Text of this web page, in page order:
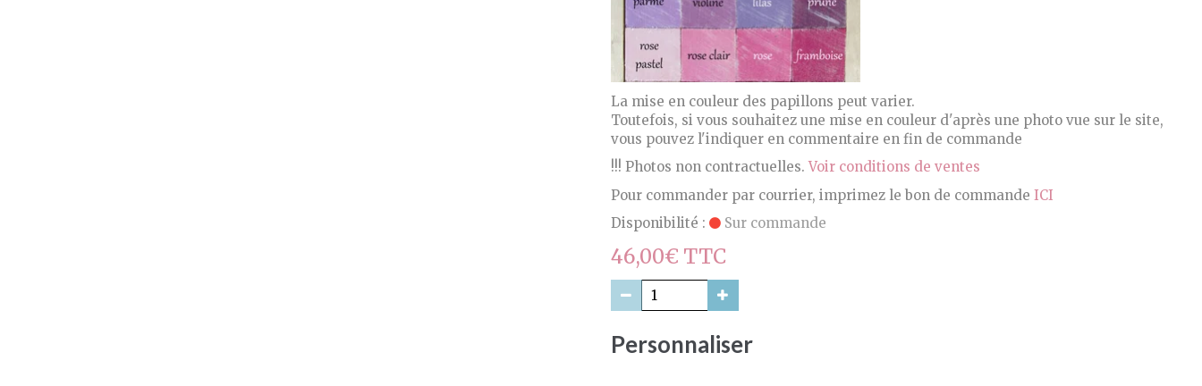
La mise en couleur des papillons peut varier.
Toutefois, si vous souhaitez une mise en couleur d'après une photo vue sur le site,
vous pouvez l'indiquer en commentaire en fin de commande
!!! Photos non contractuelles.Voir conditions de ventes
Pour commander par courrier, imprimez le bon de commande ICI
Disponibilité :
Sur commande
46,00€ TTC
Personnaliser